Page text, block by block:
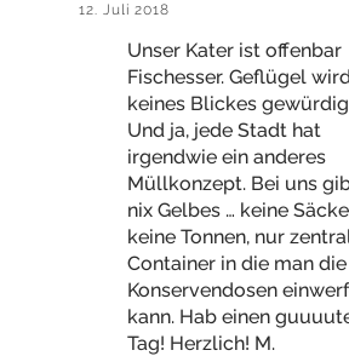
12. Juli 2018
Unser Kater ist offenbar
Fischesser. Geflügel
keines Blickes
Und ja, jede Stadt hat
irgendwie ein anderes
Müllkonzept. Bei uns
nix Gelbes … keine
keine Tonnen, nur
Container in die man die
Konservendosen
kann. Hab einen
Tag! Herzlich! M.